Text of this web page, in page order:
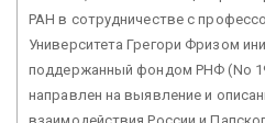
РАН в сотрудничестве с
Университета Грегори Фризом
поддержанный фондом РНФ (No
направлен на выявление и
взаимодействия России и